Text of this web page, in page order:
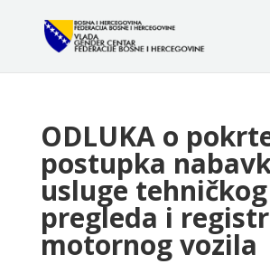
ODLUKA o
postupka
usluge tehničkog
pregleda i
motornog vozila